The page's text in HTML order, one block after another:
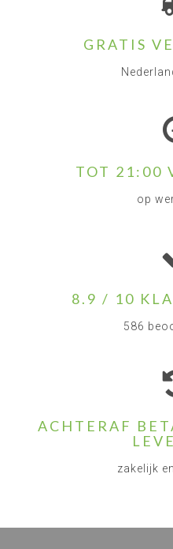
GRATIS
TOT 21:00
op
8.9 / 10
586
ACHTERAF
zakelijk